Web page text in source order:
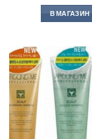
В МАГАЗИН